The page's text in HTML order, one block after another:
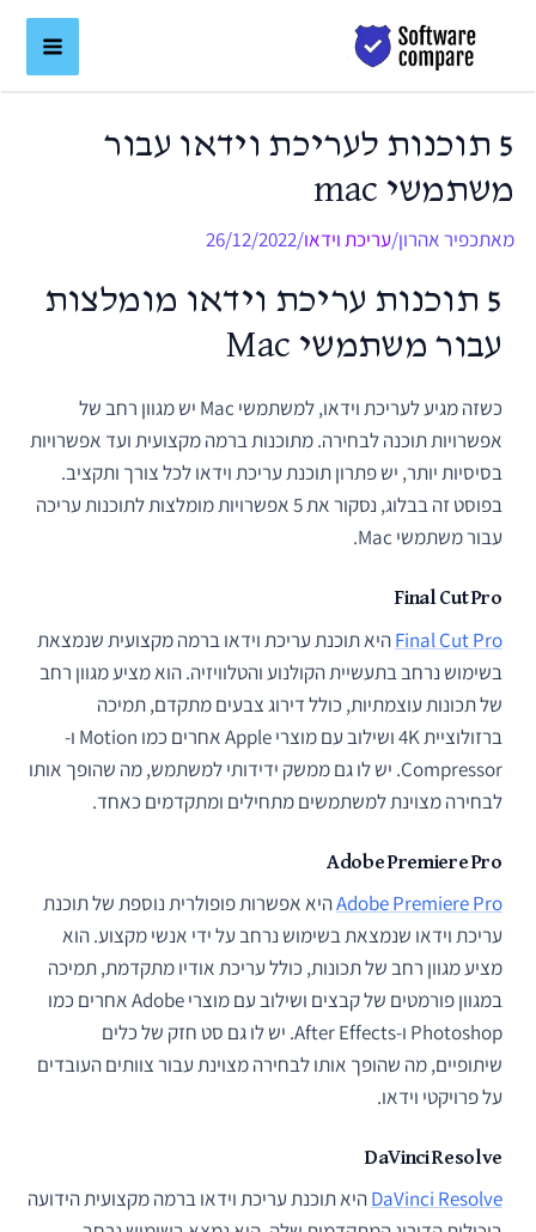
5 תוכנות לעריכת וידאו עבור
משתמשי mac
מאתכפיר אהרון/עריכת וידאו/
26/12/2022
5 תוכנות עריכת וידאו מומלצות
עבור משתמשי Mac
כשזה מגיע לעריכת וידאו, למשתמשי Mac יש מגוון רחב של
אפשרויות תוכנה לבחירה. מתוכנות ברמה מקצועית ועד אפשרויות
בסיסיות יותר, יש פתרון תוכנת עריכת וידאו לכל צורך ותקציב.
בפוסט זה בבלוג, נסקור את 5 אפשרויות מומלצות לתוכנות עריכה
עבור משתמשי Mac.
Final Cut Pro
Final Cut Proהיא תוכנת עריכת וידאו ברמה מקצועית שנמצאת
בשימוש נרחב בתעשיית הקולנוע והטלוויזיה. הוא מציע מגוון רחב
של תכונות עוצמתיות, כולל דירוג צבעים מתקדם, תמיכה
ברזולוציית 4K ושילוב עם מוצרי Apple אחרים כמו Motion ו-
Compressor. יש לו גם ממשק ידידותי למשתמש, מה שהופך אותו
לבחירה מצוינת למשתמשים מתחילים ומתקדמים כאחד.
Adobe Premiere Pro
Adobe Premiere Proהיא אפשרות פופולרית נוספת של תוכנת
עריכת וידאו שנמצאת בשימוש נרחב על ידי אנשי מקצוע. הוא
מציע מגוון רחב של תכונות, כולל עריכת אודיו מתקדמת, תמיכה
במגוון פורמטים של קבצים ושילוב עם מוצרי Adobe אחרים כמו
Photoshop ו-After Effects. יש לו גם סט חזק של כלים
שיתופיים, מה שהופך אותו לבחירה מצוינת עבור צוותים העובדים
על פרויקטי וידאו.
DaVinci Resolve
DaVinci Resolveהיא תוכנת עריכת וידאו ברמה מקצועית הידועה